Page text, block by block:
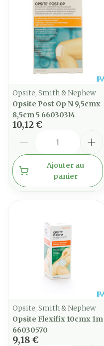
Opsite, Smith & Nephew
Opsite Post Op N 9,5cmx
8,5cm 5 66030314
10,12 €
Ajouter au
panier
Opsite, Smith & Nephew
Opsite Flexifix 10cmx 1m
66030570
9,18 €